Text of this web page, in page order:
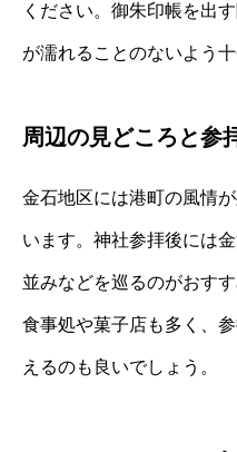
ください。御朱印帳を出
が濡れることのないよう
周辺の見どころと参
金石地区には港町の風情
います。神社参拝後には
並みなどを巡るのがおす
食事処や菓子店も多く、
えるのも良いでしょう。